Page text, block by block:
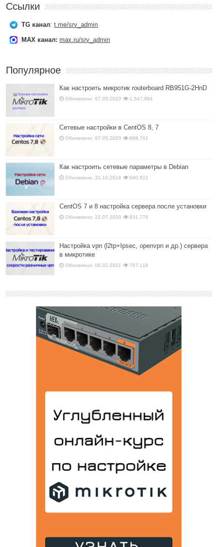
Ссылки
TG канал:t.me/srv_admin
MAX канал: max.ru/srv_admin
Популярное
Как настроить микротик routerboard RB951G-2HnD
Обновлено: 07.05.2020 1,547,994
Сетевые настройки в CentOS 8, 7
Обновлено: 07.05.2020 888,761
Как настроить сетевые параметры в Debian
Обновлено: 31.10.2024 840,621
CentOS 7 и 8 настройка сервера после установки
Обновлено: 22.07.2020 831,779
Настройка vpn (l2tp+Ipsec, openvpn и др.) сервера
в микротике
Обновлено: 08.02.2021 767,116